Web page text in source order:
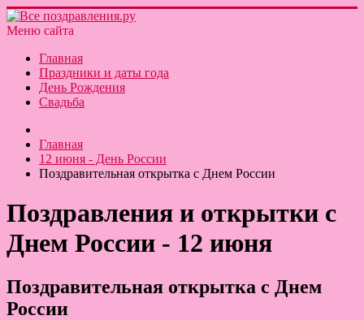
Меню сайта
Главная
Праздники и даты года
День Рождения
Свадьба
Главная
12 июня - День России
Поздравительная открытка с Днем России
Поздравления и открытки с
Днем России - 12 июня
Поздравительная открытка с Днем
России